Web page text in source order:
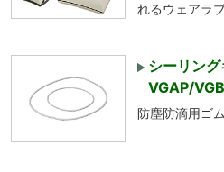
れるウェアラ
シーリング
VGAP/
防塵防滴用ゴム